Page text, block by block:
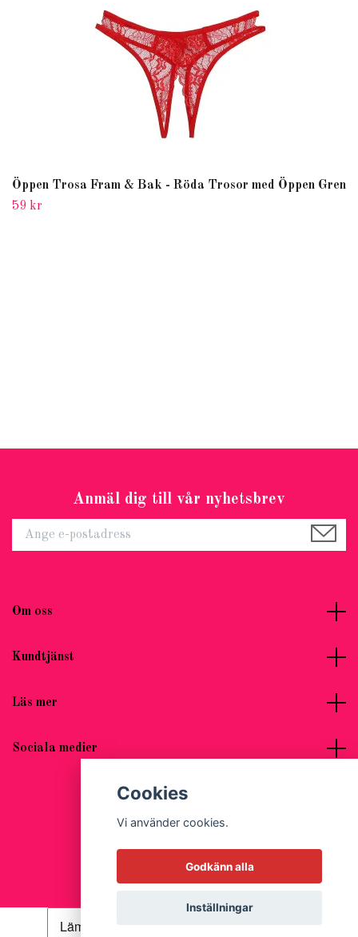
Öppen Trosa Fram & Bak - Röda Trosor med Öppen Gren
59 kr
Anmäl dig till vår nyhetsbrev
Om oss
Kundtjänst
Läs mer
Sociala medier
© 2026 Hot Woman Clothes
Cookies
Vi använder cookies.
Godkänn alla
Inställningar